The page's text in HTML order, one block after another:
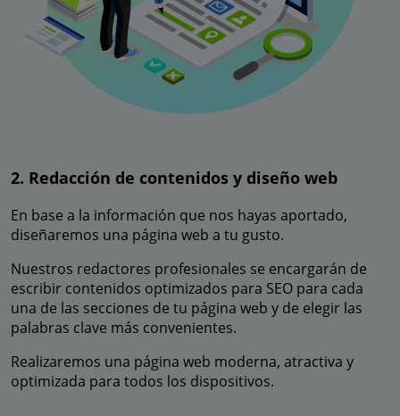
2. Redacción de contenidos y diseño web
En base a la información que nos hayas aportado,
diseñaremos una página web a tu gusto.
Nuestros redactores profesionales se encargarán de
escribir contenidos optimizados para SEO para cada
una de las secciones de tu página web y de elegir las
palabras clave más convenientes.
Realizaremos una página web moderna, atractiva y
optimizada para todos los dispositivos.